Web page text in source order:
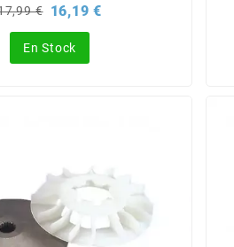
base
€ 16,19 €
En Stock